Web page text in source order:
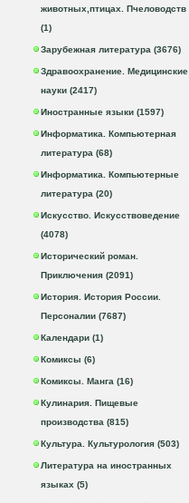
животных,птицах. Пчеловодств
(1)
Зарубежная литература (3676)
Здравоохранение. Медицинские
науки (2417)
Иностранные языки (1597)
Информатика. Компьютерная
литература (68)
Информатика. Компьютерные
литература (20)
Искусство. Искусствоведение
(4078)
Исторический роман.
Приключения (2091)
История. История России.
Персоналии (7687)
Календари (1)
Комиксы (6)
Комиксы. Манга (16)
Кулинария. Пищевые
производства (815)
Культура. Культурология (503)
Литература на иностранных
языках (5)